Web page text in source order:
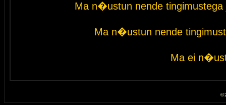
Ma n�ustun nende
Ma n�ustun nende
Ma ei
©